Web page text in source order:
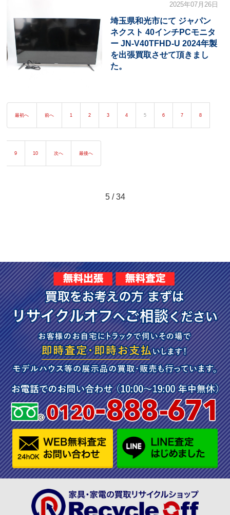
2025年07月26日
埼玉県和光市にて ジャパン
ネクスト 40インチPCモニタ
ー JN-V40TFHD-U 2024年製
を出張買取させて頂きまし
た。
最初へ 前へ 1 2 3 4 5 6 7 8
9 10 次へ 最後へ
5 / 34